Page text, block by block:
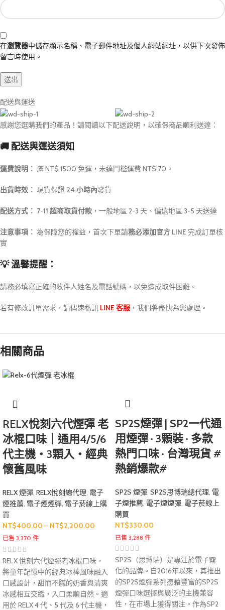
在瀏覽器中儲存顯示名稱、電子郵件地址及個人網站網址，以供下次發佈
留言時使用。
配送與運送
感謝您選購我們的產品！請閱讀以下配送說明，以確保商品順利送達：
🚚 配送與運送須知
運費說明： 滿 NT$ 1500 免運，未達門檻運費 NT$ 70。
出貨時效： 現貨保證 24 小時內發貨
配送方式： 7-11 超商取貨付款 ，一般地區 2-3 天、偏遠地區 3-5 天送達
注意事項： 為保障您的權益，首次下單請務必添加官方 LINE 完成訂單核
實
💡 溫馨提醒：
請務必填寫正確的收件人姓名及電話號碼，以免造成取件困難。
若有修改訂單需求，請儘速私訊 LINE 客服 ，我們將盡快為您處理。
相關商品
RELX悅刻六代煙彈 老
冰棍口味｜通用4/5/6
代主機・3顆入・經典
懷舊風味
RELX 煙彈, RELX悅刻總代理, 電子
煙推薦, 電子煙煙彈, 電子菸線上購
買
NT$400.00 – NT$2,200.00
已售 3,370 件
RELX 悅刻六代煙彈老冰棍口味，
將童年記憶中的經典冰棒風味融入
口感設計，甜而不膩的奶香與清爽
冰感相互交織，入口柔順自然。適
用於 RELX 4 代、5 代及 6 代主機，
SP2S煙彈 | SP2一代通
用煙彈 · 3顆裝 · 多款
熱門口味 · 台灣現貨 #
熱銷爆款#
SP2S 煙彈 SP2S思博瑞總代理 電
子煙推薦 電子煙煙彈 電子菸線上
購買
NT$330.00
已售 3,288 件
SP2S（思博瑞）是專注於電子霧
化的品牌。自2016年以來，其推出
的SP2S煙彈系列憑藉豐富的SP2S
煙彈口味選擇與廣泛的主機兼容
性，在市場上獲得關注。作為SP2